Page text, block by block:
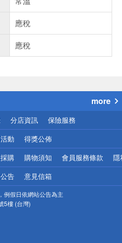
應稅
應稅
心！
more
分店資訊 保險服務
動 得獎公佈
購 購物須知 會員服務條款 隱
告 意見信箱
例假日依網站公告為主
5樓 (台灣)